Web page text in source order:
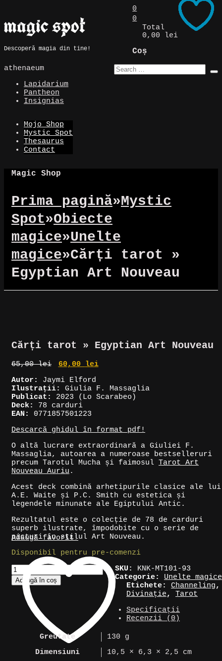
content
Magic Spot
Descoperă magia din tine!
0
0
Total
0,00 lei
Coș
athenaeum
Lapidarium
Pantheon
Insignias
Mojo Shop
Mystic Spot
Thesaurus
Contact
Magic Shop
Prima pagină»Mystic
Spot»Obiecte
magice»Unelte
magice»Cărți tarot »
Egyptian Art Nouveau
Cărți tarot » Egyptian Art Nouveau
65,00lei
Prețul
a
fost:
65,00 lei.
60,00 lei
60,00 lei.
Autor:
Jaymi Elford
Ilustrații:
Giulia F. Massaglia
Publicat:
2023 (Lo Scarabeo)
Deck:
78 carduri
EAN:
0771857501223
Descarcă ghidul în format pdf!
O altă lucrare extraordinară a Giuliei F.
Massaglia, autoarea a numeroase bestselleruri
precum Tarotul Mucha și faimosul Tarot Art
Nouveau Auriu .
Acest deck combină arhetipurile clasice ale lui
A.E. Waite și P.C. Smith cu estetica și
legendele minunate ale Egiptului Antic.
Rezultatul este o colecție de 78 de carduri
superb ilustrate, împodobite cu o serie de
picturi în stilul Art Nouveau.
Disponibil pentru pre-comenzi
Cantitate
Cărți
tarot
Egyptian
Nouveau
Adaugă în coș
Adaugă favorit!
SKU: KNK-MT101-93
Categorie: Unelte magice
Etichete: Channeling,
Divinație, Tarot
Specificații
Recenzii (0)
Greutate
130 g
Dimensiuni
10,5 × 6,3 × 2,5 cm